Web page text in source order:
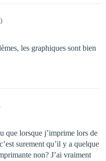
les graphiques sont bien
que lorsque j’imprime lors de
surement qu’il y a quelque
non? J’ai vraiment